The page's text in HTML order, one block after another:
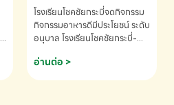
K2(Grop) โรงเรียนโชคชัยกระบี่-
สอบถามข้อมูลเพิ่มเติม โทร.
075-691910
โรงเรียนโชคชัยกระบี่จดกิจกรรม
กิจกรรมอาหารดีมีประโยชน์ ระดับ
อนุบาล โรงเรียนโชคชัยกระบี่-
075-691910
อ่านต่อ >